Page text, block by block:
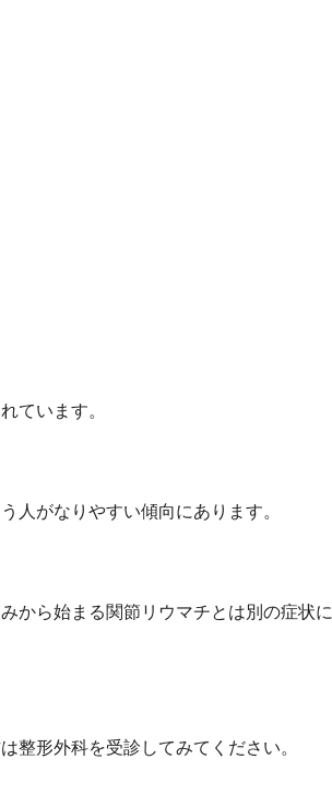
ています。
人がなりやすい傾向にあります。
から始まる関節リウマチとは別の症状に
整形外科を受診してみてください。